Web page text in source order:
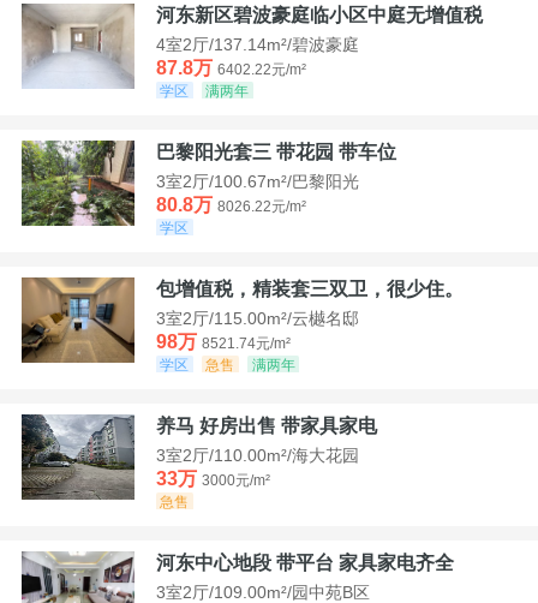
河东新区碧波豪庭临小区中庭无增值税
4室2厅/137.14m²/碧波豪庭
87.8万 6402.22元/m²
学区
满两年
巴黎阳光套三 带花园 带车位
3室2厅/100.67m²/巴黎阳光
80.8万 8026.22元/m²
学区
包增值税，精装套三双卫，很少住。
3室2厅/115.00m²/云樾名邸
98万 8521.74元/m²
学区
急售 满两年
养马 好房出售 带家具家电
3室2厅/110.00m²/海大花园
33万 3000元/m²
急售
河东中心地段 带平台 家具家电齐全
3室2厅/109.00m²/园中苑B区